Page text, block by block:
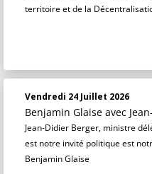
territoire et de la
Vendredi 24 Juillet 2026
Benjamin Glaise avec
Jean-Didier Berger, ministre
est notre invité politique est
Benjamin Glaise